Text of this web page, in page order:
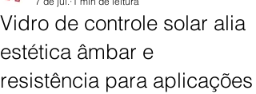
Vidro de controle solar alia
estética âmbar e
resistência para aplicações